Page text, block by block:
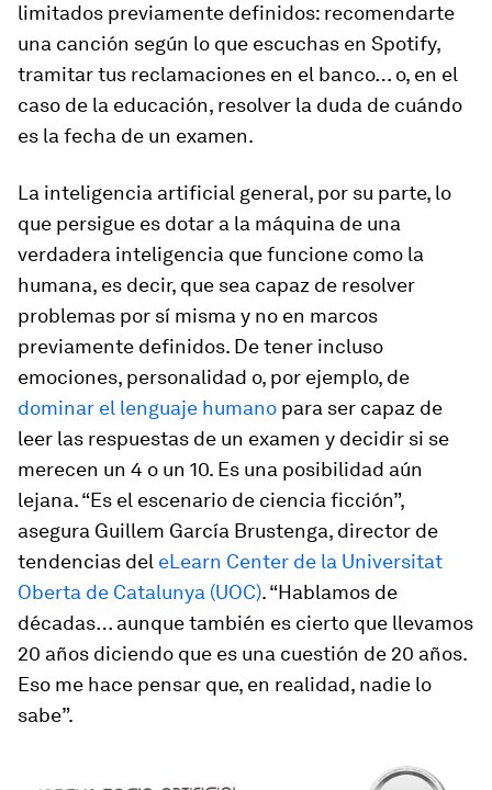
limitados previamente definidos: recomendarte
una canción según lo que escuchas en Spotify,
tramitar tus reclamaciones en el banco… o, en el
caso de la educación, resolver la duda de cuándo
es la fecha de un examen.
La inteligencia artificial general, por su parte, lo
que persigue es dotar a la máquina de una
verdadera inteligencia que funcione como la
humana, es decir, que sea capaz de resolver
problemas por sí misma y no en marcos
previamente definidos. De tener incluso
emociones, personalidad o, por ejemplo, de
dominar el lenguaje humano para ser capaz de
leer las respuestas de un examen y decidir si se
merecen un 4 o un 10. Es una posibilidad aún
lejana. “Es el escenario de ciencia ficción”,
asegura Guillem García Brustenga, director de
tendencias del eLearn Center de la Universitat
Oberta de Catalunya (UOC). “Hablamos de
décadas… aunque también es cierto que llevamos
20 años diciendo que es una cuestión de 20 años.
Eso me hace pensar que, en realidad, nadie lo
sabe”.